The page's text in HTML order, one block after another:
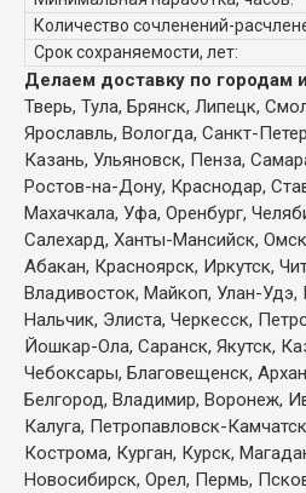
Количество сочленений-
Срок сохраняемости, лет:
Делаем доставку по городам
Тверь, Тула, Брянск, Липецк,
Ярославль, Вологда, Санкт-
Казань, Ульяновск, Пенза,
Ростов-на-Дону, Краснодар,
Махачкала, Уфа, Оренбург,
Салехард, Ханты-Мансийск,
Абакан, Красноярск, Иркутск,
Владивосток, Майкоп, Улан-Удэ,
Нальчик, Элиста, Черкесск,
Йошкар-Ола, Саранск, Якутск,
Чебоксары, Благовещенск,
Белгород, Владимир, Воронеж,
Калуга, Петропавловск-
Кострома, Курган, Курск,
Новосибирск, Орел, Пермь,